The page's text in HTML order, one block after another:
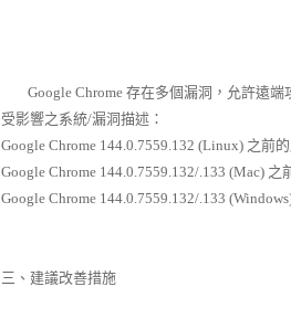
Google Chrome 存在多個漏洞，允許遠端
受影響之系統/漏洞描述：
Google Chrome 144.0.7559.132 (Linux) 之前
Google Chrome 144.0.7559.132/.133 (Mac) 之
Google Chrome 144.0.7559.132/.133
三、建議改善措施